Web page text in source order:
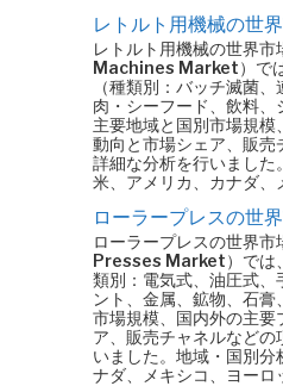
レトルト用機械の世
レトルト用機械の世界
Machines Market）で
（種類別：バッチ滅菌
肉・シーフード、飲料、
主要地域と国別市場規
動向と市場シェア、販売
詳細な分析を行いまし
米、アメリカ、カナダ
ローラープレスの世
ローラープレスの世界
Presses Market）では
類別：電気式、油圧式、
ント、金属、鉱物、石
市場規模、国内外の主要
ア、販売チャネルなど
いました。地域・国別分
ナダ、メキシコ、ヨー